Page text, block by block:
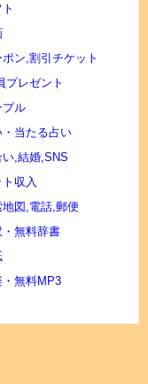
ン,割引チケット
プレゼント
プル
当たる占い
,結婚,SNS
収入
図,電話,郵便
無料辞書
無料MP3